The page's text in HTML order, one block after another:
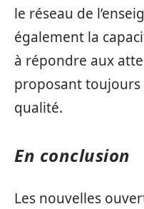
le réseau de
également la
à répondre aux
proposant toujours
qualité.
En conclusion
Les nouvelles